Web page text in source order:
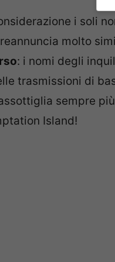
i soli
molto
: i nomi degli
trasmissioni di
sempre
Island!